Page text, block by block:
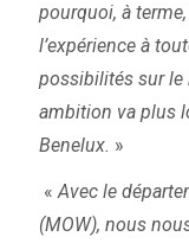
pourquoi, à
l’expérience à
possibilités sur le
ambition va plus
Benelux. »
«Avec le
(MOW), nous